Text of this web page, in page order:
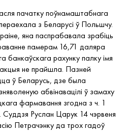
пачатку поўнамаштабнага
з Беларусі ў Польшчу.
яна паспрабавала зрабіць
памерам 16,71 даляра
рахунку палку імя
не прайшла. Пазней
ў Беларусь, дзе была
абвінавацілі ў замаху
фармавання згодна з ч. 1
Руслан Царук 14 чэрвеня
Петрачэнку да трох гадоў